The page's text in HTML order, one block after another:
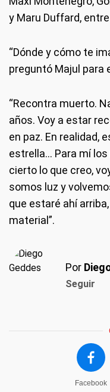
y Maru Duffard,
“Dónde y cómo te
preguntó Majul para
“Recontra muerto.
años. Voy a estar
en paz. En realidad,
estrella… Para mí
cierto lo que creo,
somos luz y
que estaré ahí
material”.
Por
Seguir
Facebook